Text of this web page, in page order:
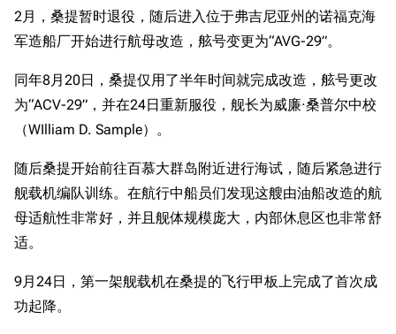
2月，桑提暂时退役，随后进入位于弗吉尼亚州的诺福克海
军造船厂开始进行航母改造，舷号变更为“AVG-29”。
同年8月20日，桑提仅用了半年时间就完成改造，舷号更改
为“ACV-29”，并在24日重新服役，舰长为威廉·桑普尔中校
（WIlliam D. Sample）。
随后桑提开始前往百慕大群岛附近进行海试，随后紧急进行
舰载机编队训练。在航行中船员们发现这艘由油船改造的航
母适航性非常好，并且舰体规模庞大，内部休息区也非常舒
适。
9月24日，第一架舰载机在桑提的飞行甲板上完成了首次成
功起降。